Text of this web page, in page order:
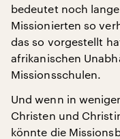
bedeutet noch
Missionierten so
das so vorgestellt
afrikanischen
Missionsschulen.
Und wenn in
Christen und
könnte die